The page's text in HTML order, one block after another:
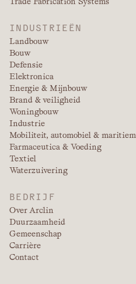
INDUSTRIEËN
Landbouw
Bouw
Defensie
Elektronica
Energie & Mijnbouw
Brand & veiligheid
Woningbouw
Industrie
Mobiliteit, automobiel & maritiem
Farmaceutica & Voeding
Textiel
Waterzuivering
BEDRIJF
Over Arclin
Duurzaamheid
Gemeenschap
Carrière
Contact